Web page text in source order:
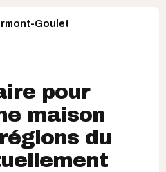
Goulet
pour
maison
du